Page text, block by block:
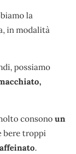
la
in modalità
possiamo
consonoun
bere troppi
.